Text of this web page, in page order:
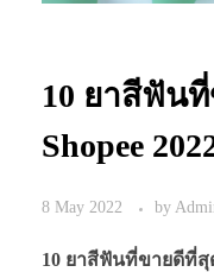
10 ยาสีฟัน
Shopee
8 May 2022 by
10 ยาสีฟันที่ขายดีที่สุ